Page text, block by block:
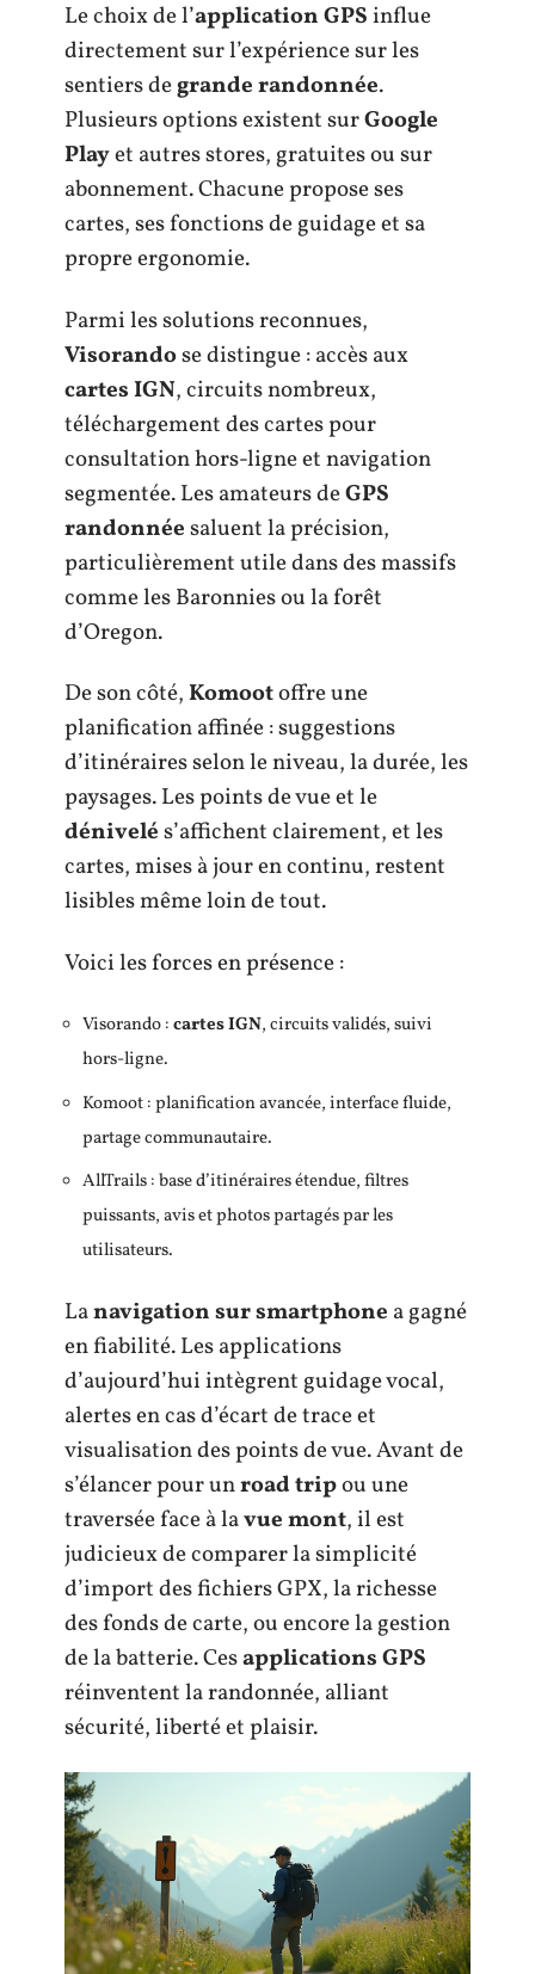
Le choix de l’application GPSinflue
directement sur l’expérience sur les
sentiers degrande randonnée.
Plusieurs options existent surGoogle
Playet autres stores, gratuites ou sur
abonnement. Chacune propose ses
cartes, ses fonctions de guidage et sa
propre ergonomie.
Parmi les solutions reconnues,
Visorandose distingue : accès aux
cartes IGN, circuits nombreux,
téléchargement des cartes pour
consultation hors-ligne et navigation
segmentée. Les amateurs deGPS
randonnéesaluent la précision,
particulièrement utile dans des massifs
comme les Baronnies ou la forêt
d’Oregon.
De son côté,Komootoffre une
planification affinée : suggestions
d’itinéraires selon le niveau, la durée, les
paysages. Les points de vue et le
dénivelés’affichent clairement, et les
cartes, mises à jour en continu, restent
lisibles même loin de tout.
Voici les forces en présence :
Visorando :cartes IGN, circuits validés, suivi
hors-ligne.
Komoot : planification avancée, interface fluide,
partage communautaire.
AllTrails : base d’itinéraires étendue, filtres
puissants, avis et photos partagés par les
utilisateurs.
Lanavigation sur smartphone a gagné
en fiabilité. Les applications
d’aujourd’hui intègrent guidage vocal,
alertes en cas d’écart de trace et
visualisation des points de vue. Avant de
s’élancer pour unroad tripou une
traversée face à lavue mont, il est
judicieux de comparer la simplicité
d’import des fichiers GPX, la richesse
des fonds de carte, ou encore la gestion
de la batterie. Cesapplications GPS
réinventent la randonnée, alliant
sécurité, liberté et plaisir.